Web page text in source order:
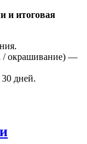
и итоговая
/ окрашивание) —
дней.